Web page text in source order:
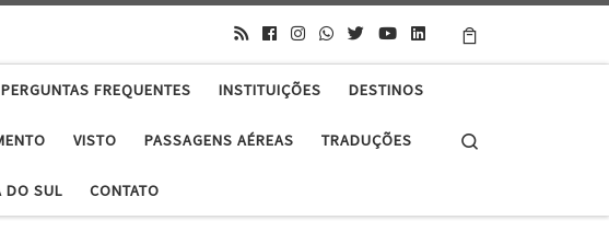
PERGUNTAS FREQUENTES INSTITUIÇÕES DESTINOS
VISTO PASSAGENS AÉREAS TRADUÇÕES
DO SUL CONTATO